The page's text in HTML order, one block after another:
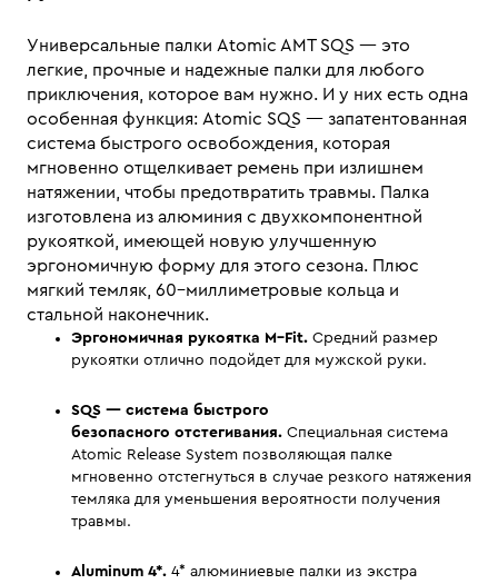
Универсальные палки Atomic AMT SQS — это
легкие, прочные и надежные палки для любого
приключения, которое вам нужно. И у них есть одна
особенная функция: Atomic SQS — запатентованная
система быстрого освобождения, которая
мгновенно отщелкивает ремень при излишнем
натяжении, чтобы предотвратить травмы. Палка
изготовлена из алюминия с двухкомпонентной
рукояткой, имеющей новую улучшенную
эргономичную форму для этого сезона. Плюс
мягкий темляк, 60–миллиметровые кольца и
стальной наконечник.
Эргономичная рукоятка M–Fit. Средний размер
рукоятки отлично подойдет для мужской руки.
SQS — система быстрого
безопасного отстегивания. Специальная система
Atomic Release System позволяющая палке
мгновенно отстегнуться в случае резкого натяжения
темляка для уменьшения вероятности получения
травмы.
Aluminum 4*. 4* алюминиевые палки из экстра